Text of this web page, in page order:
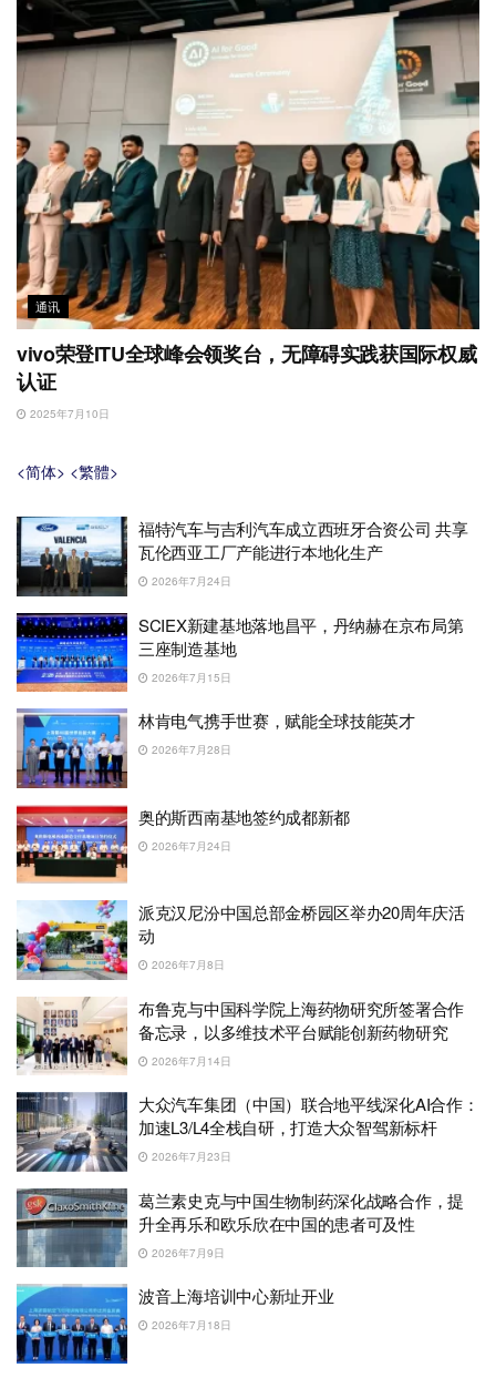
通讯
vivo荣登ITU全球峰会领奖台，无障碍实践获国际权威
认证
2025年7月10日
<简体> <繁體>
福特汽车与吉利汽车成立西班牙合资公司 共享
瓦伦西亚工厂产能进行本地化生产
2026年7月24日
SCIEX新建基地落地昌平，丹纳赫在京布局第
三座制造基地
2026年7月15日
林肯电气携手世赛，赋能全球技能英才
2026年7月28日
奥的斯西南基地签约成都新都
2026年7月24日
派克汉尼汾中国总部金桥园区举办20周年庆活
动
2026年7月8日
布鲁克与中国科学院上海药物研究所签署合作
备忘录，以多维技术平台赋能创新药物研究
2026年7月14日
大众汽车集团（中国）联合地平线深化AI合作：
加速L3/L4全栈自研，打造大众智驾新标杆
2026年7月23日
葛兰素史克与中国生物制药深化战略合作，提
升全再乐和欧乐欣在中国的患者可及性
2026年7月9日
波音上海培训中心新址开业
2026年7月18日